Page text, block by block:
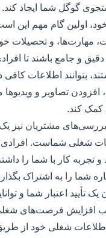
گوگل شما ایجاد کند.
اولین گام مهم این
مهارت‌ها، و تحصیلات
دقیق و جامع باشند تا
بتوانند اطلاعات کافی
افزودن تصاویر و
کمک کند.
بررسی‌های مشتریان نیز
شغلی شماست. افرادی
تجربه کار با شما را
شما را به اشتراک
یک تأیید اعتبار شما و
افزایش فرصت‌های
شغلی خود از